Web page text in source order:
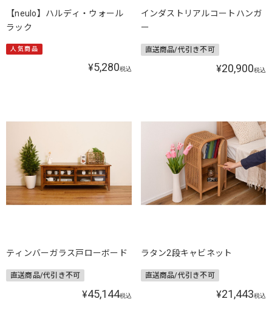
【neulo】ハルディ・ウォール
ラック
人気商品
¥5,280税込
インダストリアルコートハンガ
ー
直送商品/代引き不可
¥20,900税込
ティンバーガラス戸ローボード
直送商品/代引き不可
¥45,144税込
ラタン2段キャビネット
直送商品/代引き不可
¥21,443税込